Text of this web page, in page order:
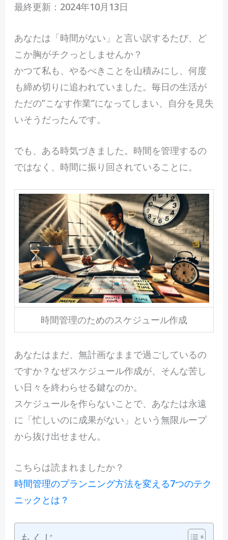
最終更新：2024年10月13日
あなたは「時間がない」と言い訳するたび、ど
こか胸がチクっとしませんか？
かつて私も、やるべきことを山積みにし、何度
も締め切りに追われていました。毎日の生活が
ただの”こなす作業”になってしまい、自分を見失
いそうだったんです。
でも、ある時気づきました。時間を管理するの
ではなく、時間に振り回されていることに。
時間管理のためのスケジュール作成
あなたはまだ、無計画なままで過ごしているの
ですか？なぜスケジュール作成が、そんな苦し
い日々を終わらせる鍵なのか。
スケジュールを作らないことで、あなたは永遠
に「忙しいのに成果がない」という無限ループ
から抜け出せません。
こちらは読まれましたか？
時間管理のプランニング方法を変える7つのテク
ニックとは？